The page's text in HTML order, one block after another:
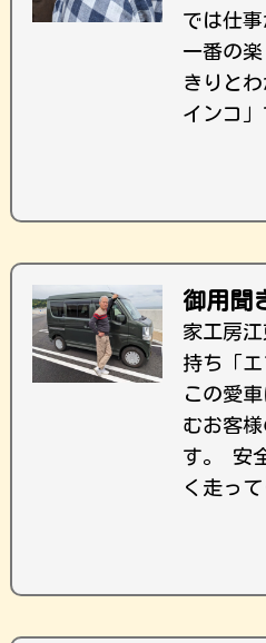
では仕
一番の
きりと
インコ
御用聞
家工房
持ち「エ
この愛
むお客
す。 安
く走っ